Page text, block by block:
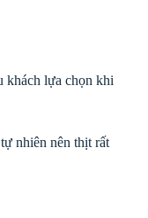
khách lựa chọn khi
nhiên nên thịt rất